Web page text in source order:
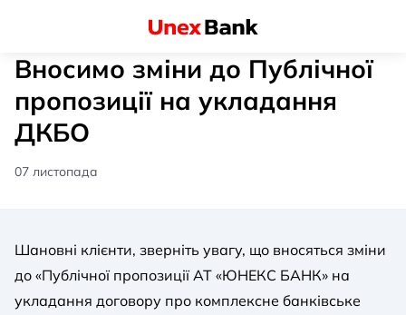
Вносимо зміни до Публічної
пропозиції на укладання
ДКБО
07 листопада
Шановні клієнти, зверніть увагу, що вносяться зміни
до «Публічної пропозиції АТ «ЮНЕКС БАНК» на
укладання договору про комплексне банківське